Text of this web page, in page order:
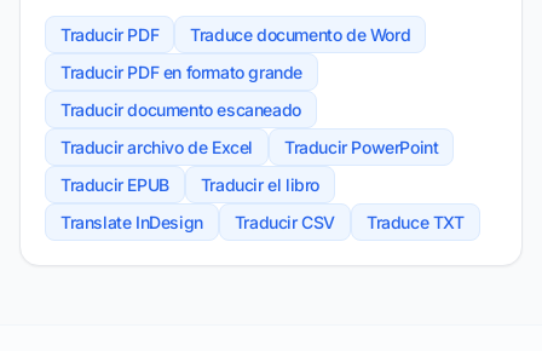
Traducir PDF
Traduce documento de Word
Traducir PDF en formato grande
Traducir documento escaneado
Traducir archivo de Excel
Traducir PowerPoint
Traducir EPUB
Traducir el libro
Translate InDesign
Traducir CSV Traduce TXT